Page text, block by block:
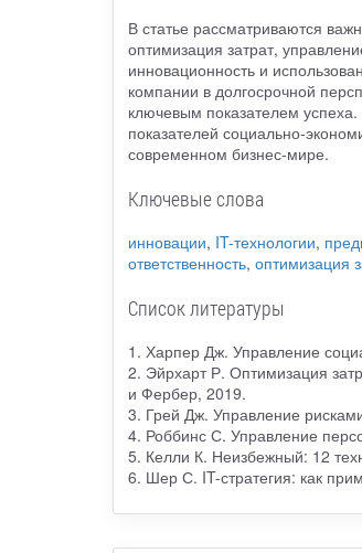
В статье рассматриваются
оптимизация затрат,
инновационность и
компании в долгосрочной
ключевым показателем
показателей социально-
современном бизнес-мире.
Ключевые слова
инновации, IT-технологии,
ответственность, оптимизация
Список литературы
1. Харпер Дж. Управление
2. Эйрхарт Р. Оптимизация
и Фербер, 2019.
3. Грей Дж. Управление
4. Роббинс С. Управление
5. Келли К. Неизбежный: 12
6. Шер С. IT-стратегия: как